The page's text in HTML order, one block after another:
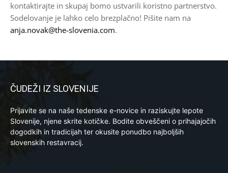
kontaktirajte in skupaj bomo ustvarili koristno partnerstvo.
Sodelovanje je lahko celo brezplačno! Pišite nam na
anja.novak@the-slovenia.com.
ČUDEŽI IZ SLOVENIJE
Prijavite se na naše tedenske e-novice in raziskujte lepote
Slovenije, njene skrite kotičke. Bodite obveščeni o prihajajočih
dogodkih in tradicijah ter okusite ponudbo najboljših
slovenskih restavracij.